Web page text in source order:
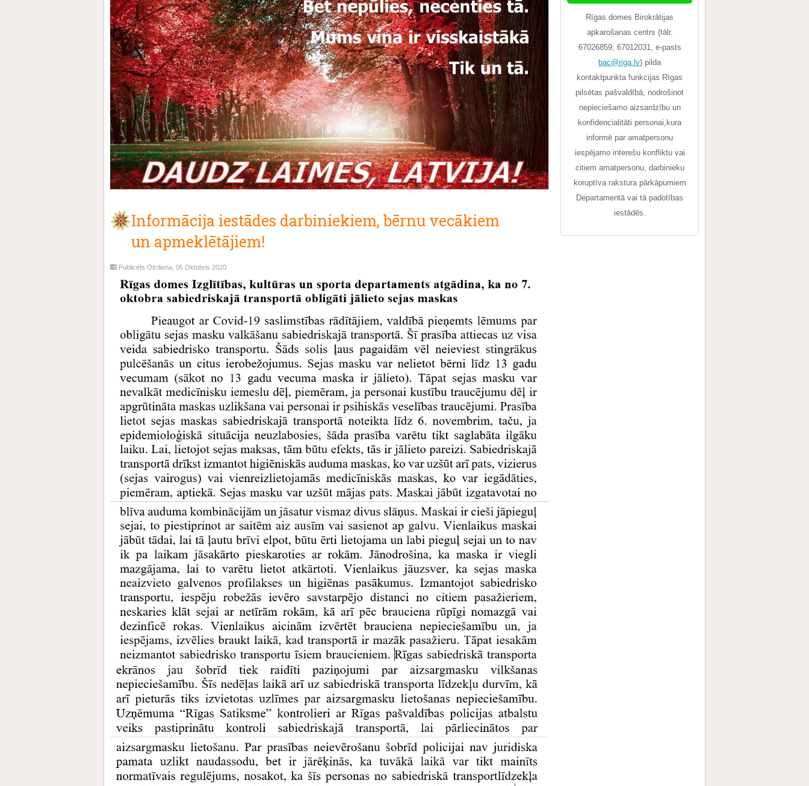
Informācija iestādes darbiniekiem, bērnu vecākiem
un apmeklētājiem!
Publicēts Otrdiena, 06 Oktobris 2020
Rīgas domes Birokrātijas
apkarošanas centrs (tālr.
67026859, 67012031, e-pasts
bac@riga.lv) pilda
kontaktpunkta funkcijas Rīgas
pilsētas pašvaldībā, nodrošinot
nepieciešamo aizsardzību un
konfidencialitāti personai,kura
informē par amatpersonu
iespējamo interešu konfliktu vai
citiem amatpersonu, darbinieku
koruptīva rakstura pārkāpumiem
Departamentā vai tā padotības
iestādēs.